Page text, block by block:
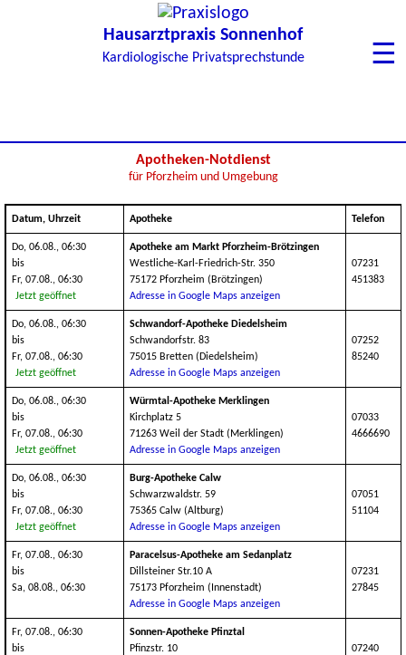
Hausarztpraxis Sonnenhof
Kardiologische Privatsprechstunde ☰
Apotheken-Notdienst
für Pforzheim und Umgebung
Datum, Uhrzeit Apotheke Telefon
Do, 06.08., 06:30
bis
Fr, 07.08., 06:30
Jetzt geöffnet
Apotheke am Markt Pforzheim-Brötzingen
Westliche-Karl-Friedrich-Str. 350
75172 Pforzheim (Brötzingen)
Adresse in Google Maps anzeigen
07231
451383
Do, 06.08., 06:30
bis
Fr, 07.08., 06:30
Jetzt geöffnet
Schwandorf-Apotheke Diedelsheim
Schwandorfstr. 83
75015 Bretten (Diedelsheim)
Adresse in Google Maps anzeigen
07252
85240
Do, 06.08., 06:30
bis
Fr, 07.08., 06:30
Jetzt geöffnet
Würmtal-Apotheke Merklingen
Kirchplatz 5
71263 Weil der Stadt (Merklingen)
Adresse in Google Maps anzeigen
07033
4666690
Do, 06.08., 06:30
bis
Fr, 07.08., 06:30
Jetzt geöffnet
Burg-Apotheke Calw
Schwarzwaldstr. 59
75365 Calw (Altburg)
Adresse in Google Maps anzeigen
07051
51104
Fr, 07.08., 06:30
bis
Sa, 08.08., 06:30
Paracelsus-Apotheke am Sedanplatz
Dillsteiner Str.10 A
75173 Pforzheim (Innenstadt)
Adresse in Google Maps anzeigen
07231
27845
Fr, 07.08., 06:30
bis
Sonnen-Apotheke Pfinztal
Pfinzstr. 10
07240